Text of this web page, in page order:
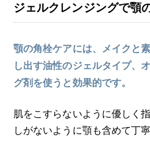
ジェルクレンジングで顎
顎の角栓ケアには、メイクと
し出す油性のジェルタイプ、
グ剤を使うと効果的です。
肌をこすらないように優しく
しがないように顎も含めて丁